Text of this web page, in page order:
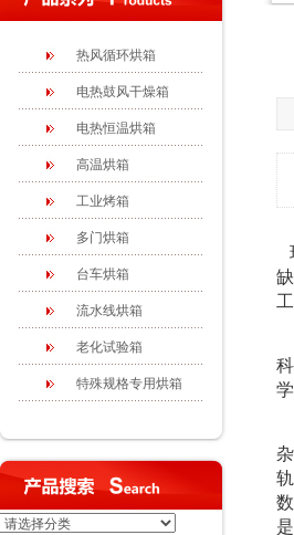
热风循环烘箱
电热鼓风干燥箱
电热恒温烘箱
高温烘箱
工业烤箱
多门烘箱
台车烘箱
流水线烘箱
老化试验箱
特殊规格专用烘箱